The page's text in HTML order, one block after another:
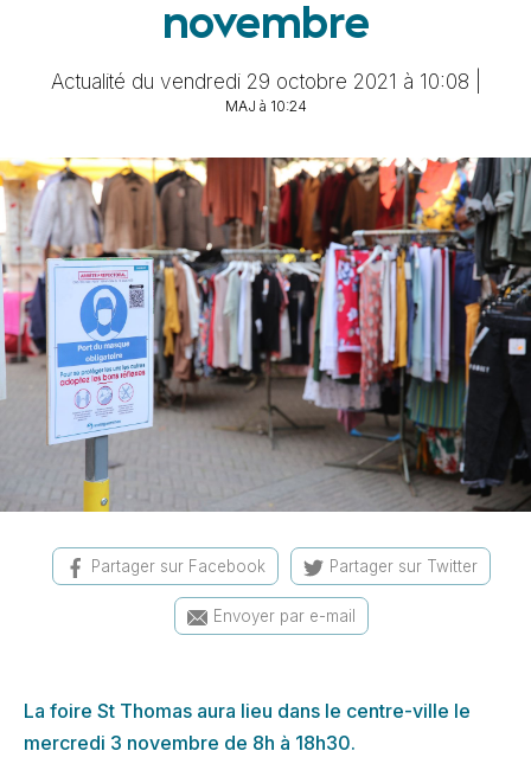
novembre
Actualité du vendredi 29 octobre 2021 à 10:08 |
MAJ à 10:24
Partager sur Facebook Partager sur Twitter
Envoyer par e-mail
La foire St Thomas aura lieu dans le centre-ville le
mercredi 3 novembre de 8h à 18h30.